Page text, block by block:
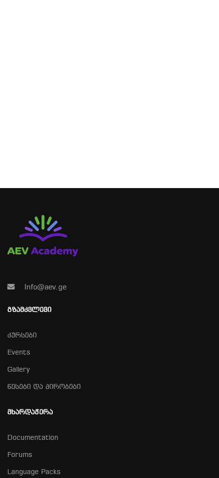
Info@aev.ge
ᲒᲖᲐᲛᲙᲕᲚᲔᲕᲘ
კურსები
Events
Gallery
წესები და პირობები
ᲛᲮᲐᲠᲓᲐᲭᲔᲠᲐ
Documentation
Forums
Language Packs